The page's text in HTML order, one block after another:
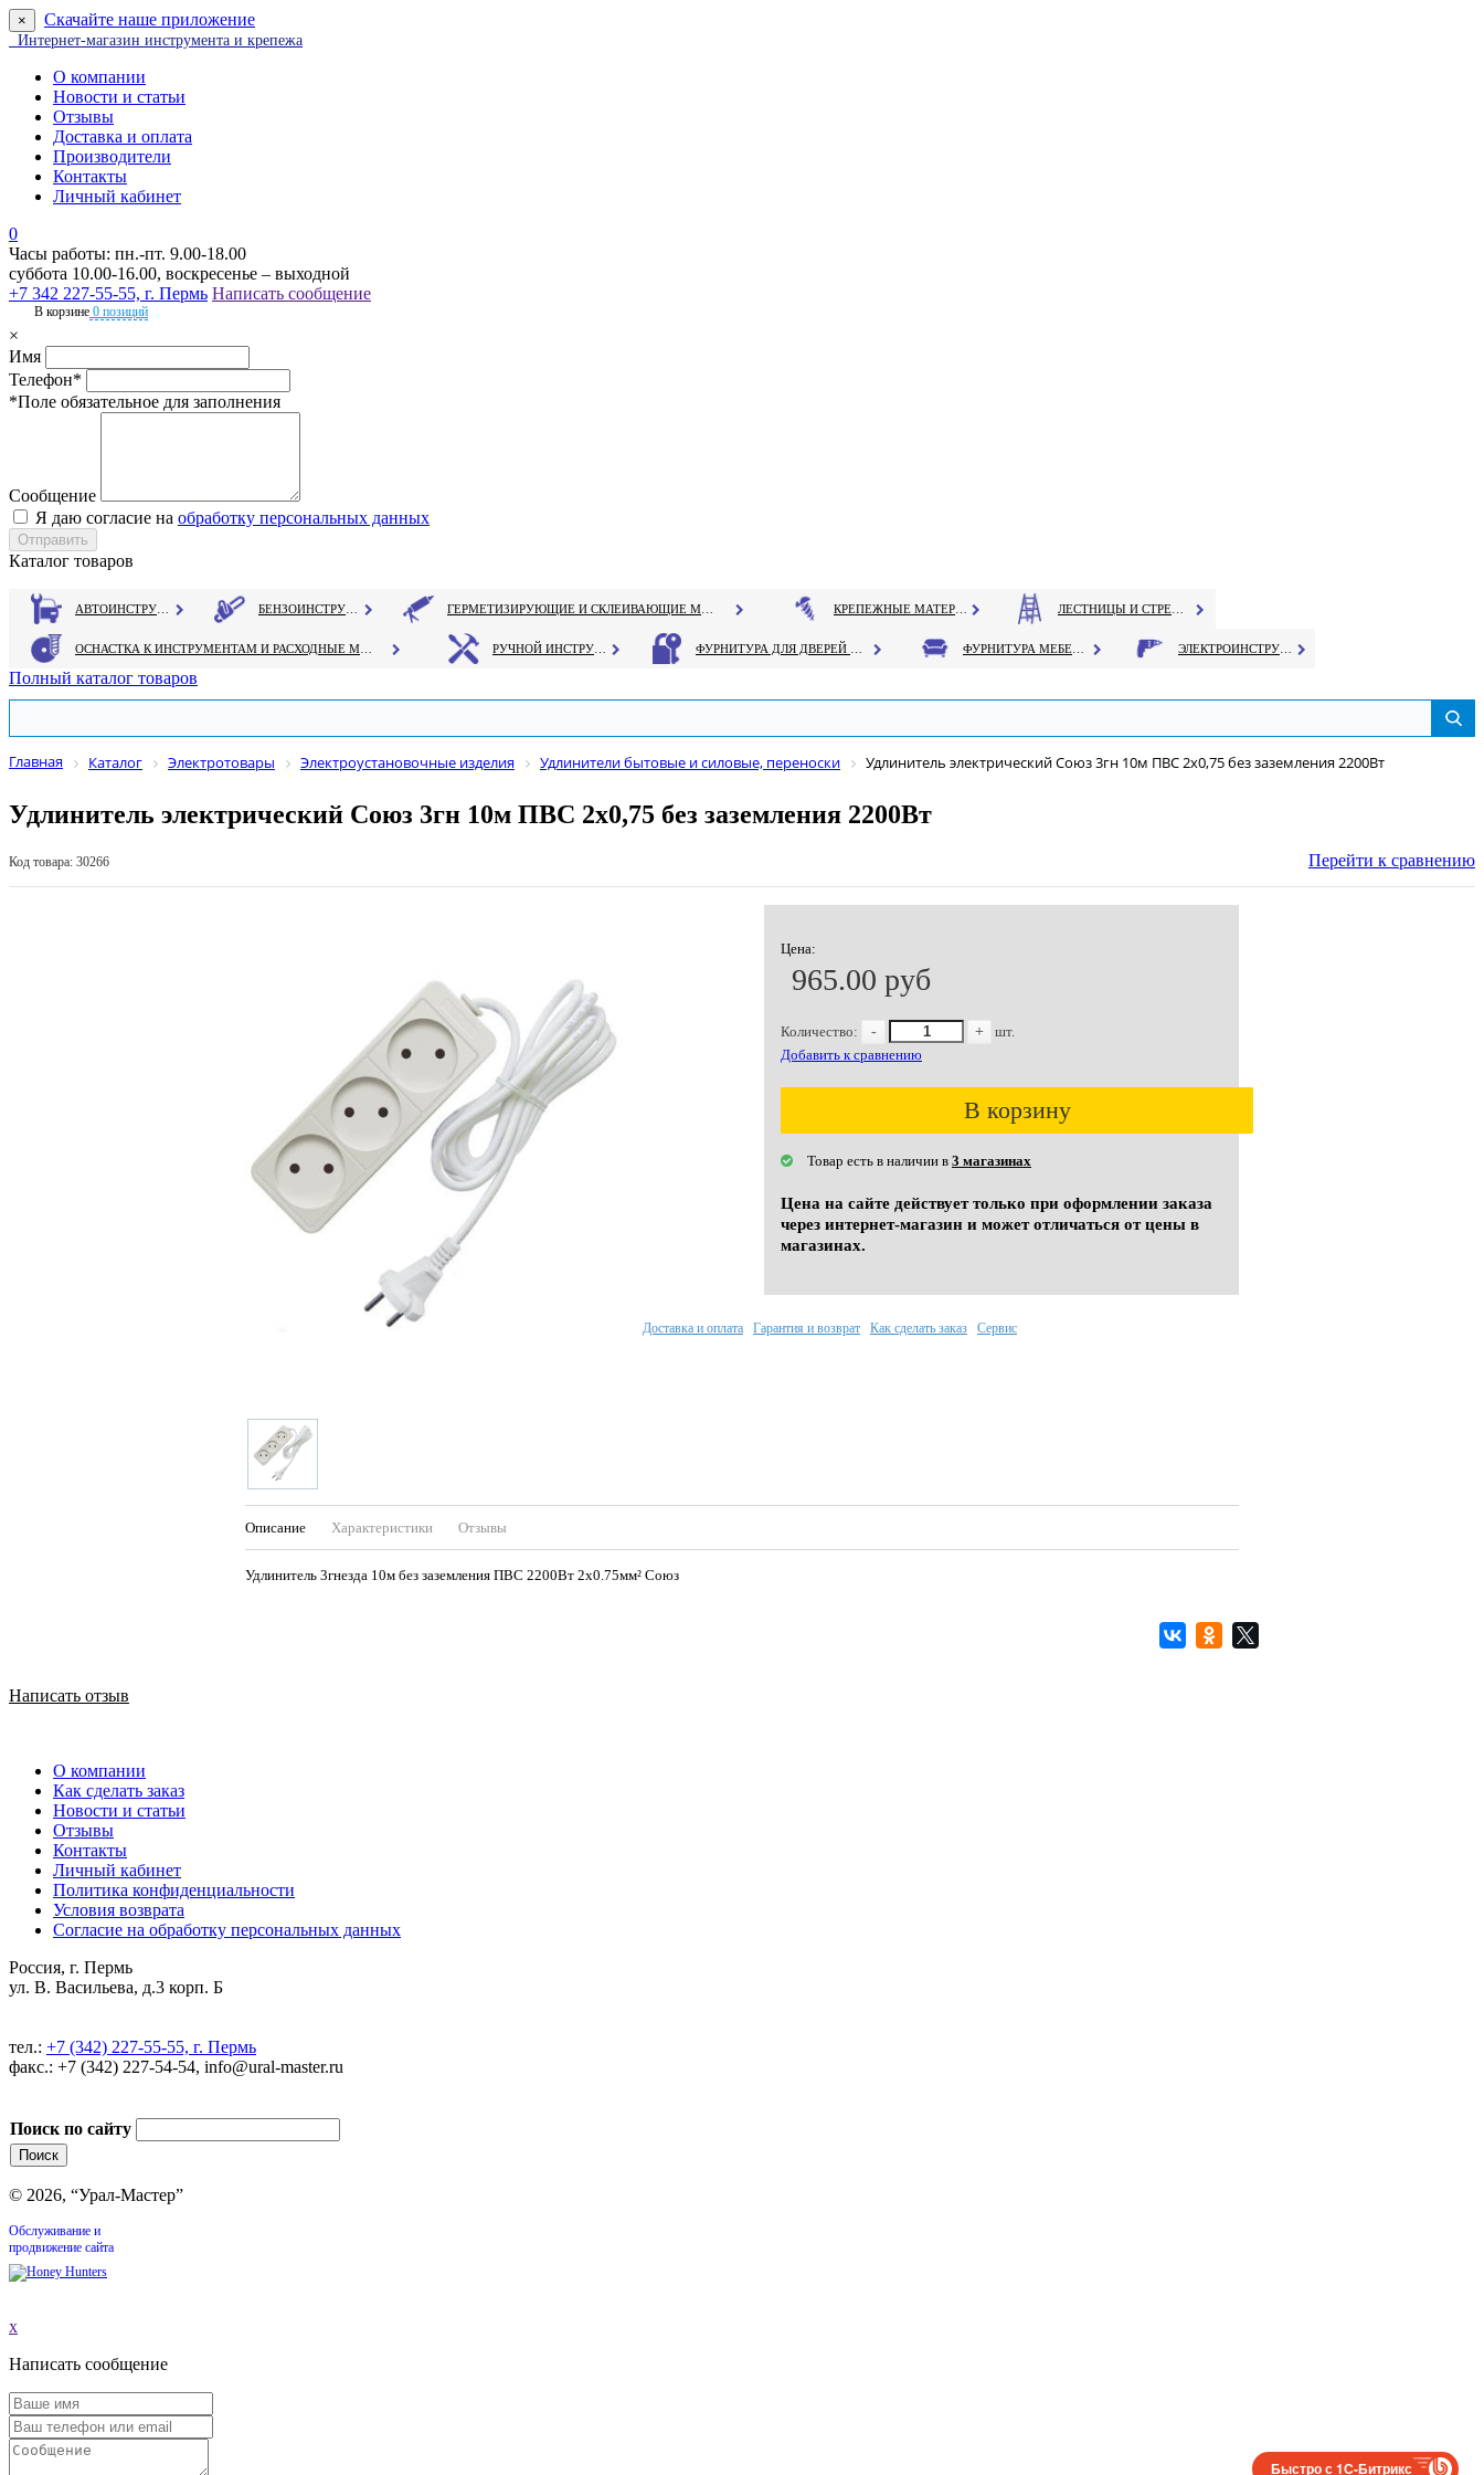
× Скачайте наше приложение
Интернет-магазин инструмента и крепежа
О компании
Новости и статьи
Отзывы
Доставка и оплата
Производители
Контакты
Личный кабинет
0
Часы работы: пн.-пт. 9.00-18.00
суббота 10.00-16.00, воскресенье – выходной
+7 342 227-55-55, г. Пермь Написать сообщение
В корзине 0 позиций
×
Имя
Телефон*
*Поле обязательное для заполнения
Сообщение
Я даю согласие на обработку персональных данных
Каталог товаров
Полный каталог товаров
Главная Каталог Электротовары Электроустановочные изделия Удлинители бытовые и силовые, переноски Удлинитель электрический Союз 3гн 10м ПВС 2х0,75 без заземления 2200Вт
Удлинитель электрический Союз 3гн 10м ПВС 2х0,75 без заземления 2200Вт
Код товара: 30266 Перейти к сравнению
Цена:
965.00 руб
Количество: - +
шт.
Добавить к сравнению
В корзину
Товар есть в наличии в 3 магазинах
Цена на сайте действует только при оформлении заказа
через интернет-магазин и может отличаться от цены в
магазинах.
Описание Характеристики Отзывы
Удлинитель 3гнезда 10м без заземления ПВС 2200Вт 2x0.75мм² Союз
Доставка и оплата Гарантия и возврат Как сделать заказ Сервис
Написать отзыв
О компании
Как сделать заказ
Новости и статьи
Отзывы
Контакты
Личный кабинет
Политика конфиденциальности
Условия возврата
Согласие на обработку персональных данных
Россия, г. Пермь
ул. В. Васильева, д.3 корп. Б
тел.: +7 (342) 227-55-55, г. Пермь
факс.: +7 (342) 227-54-54, info@ural-master.ru
Поиск по сайту
© 2026, “Урал-Мастер”
Обслуживание и
продвижение сайта
x
Написать сообщение
Быстро с 1С-Битрикс